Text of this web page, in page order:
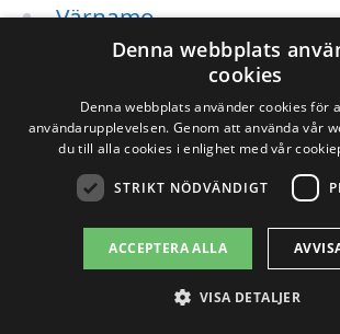
Värnamo
Tingsryd
Ljungby
Markaryd
Denna webbplats
cookies
Denna webbplats använder cookies för
användarupplevelsen. Genom att använda vår
du till alla cookies i enlighet med vår
STRIKT NÖDVÄNDIGT
ACCEPTERA ALLA
VISA DETALJER